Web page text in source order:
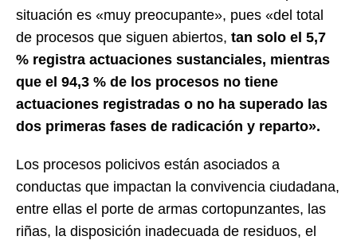
situación es «muy preocupante», pues «del total
de procesos que siguen abiertos, tan solo el 5,7
% registra actuaciones sustanciales, mientras
que el 94,3 % de los procesos no tiene
actuaciones registradas o no ha superado las
dos primeras fases de radicación y reparto».
Los procesos policivos están asociados a
conductas que impactan la convivencia ciudadana,
entre ellas el porte de armas cortopunzantes, las
riñas, la disposición inadecuada de residuos, el